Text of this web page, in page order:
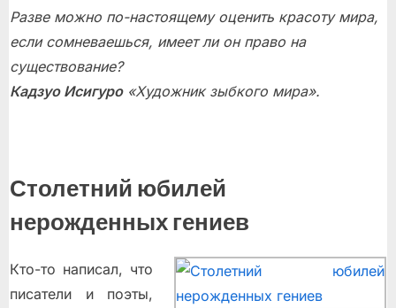
Разве можно по-настоящему оценить красоту мира,
если сомневаешься, имеет ли он право на
существование?
Кадзуо Исигуро«Художник зыбкого мира».
Столетний юбилей
нерожденных гениев
Кто-то написал, что
писатели и поэты,